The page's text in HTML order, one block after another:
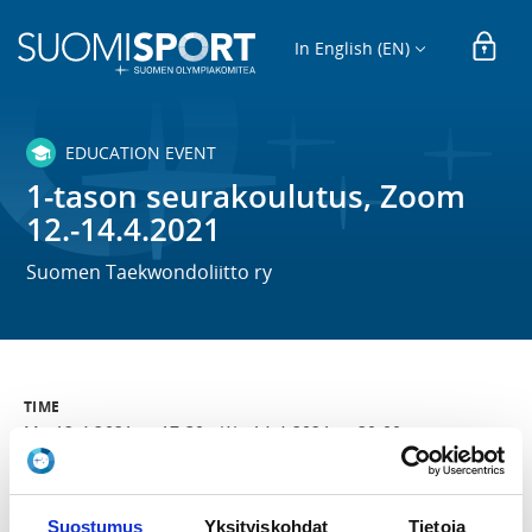
Suostumus Yksityiskohdat Tietoja
In English (EN)
EDUCATION EVENT
1-tason seurakoulutus, Zoom
12.-14.4.2021
Suomen Taekwondoliitto ry
TIME
Mo 12.4.2021 at 17:30 -We 14.4.2021 at 20:00
LOCATION
Zoom.us